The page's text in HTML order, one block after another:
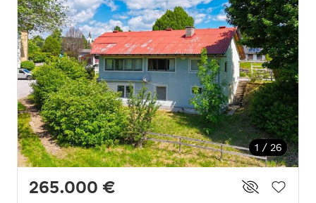
1 / 26
265.000 €